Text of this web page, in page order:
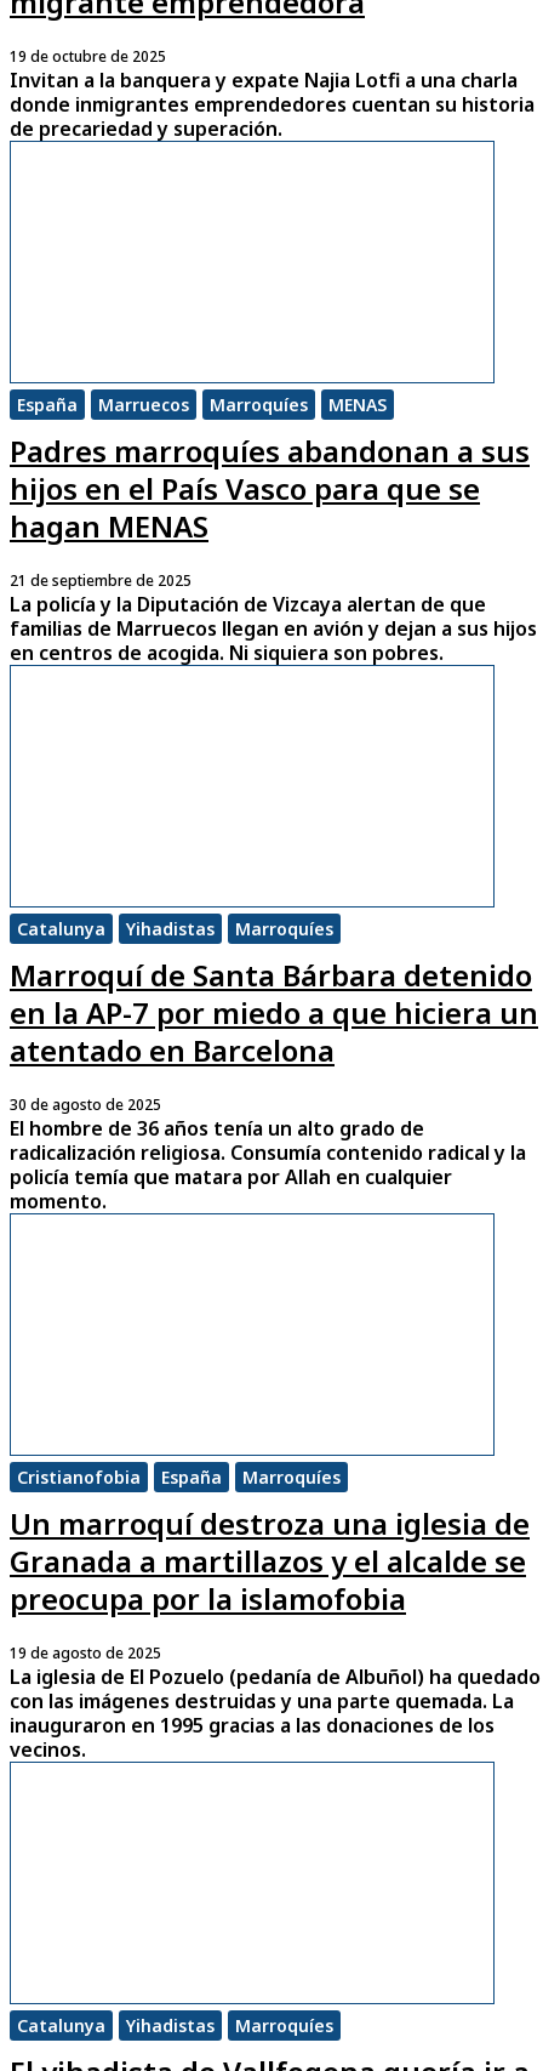
19 de octubre de 2025
Invitan a la banquera y expate Najia Lotfi a una charla
donde inmigrantes emprendedores cuentan su historia
de precariedad y superación.
España Marruecos Marroquíes MENAS
Padres marroquíes abandonan a sus
hijos en el País Vasco para que se
hagan MENAS
21 de septiembre de 2025
La policía y la Diputación de Vizcaya alertan de que
familias de Marruecos llegan en avión y dejan a sus hijos
en centros de acogida. Ni siquiera son pobres.
Catalunya Yihadistas Marroquíes
Marroquí de Santa Bárbara detenido
en la AP-7 por miedo a que hiciera un
atentado en Barcelona
30 de agosto de 2025
El hombre de 36 años tenía un alto grado de
radicalización religiosa. Consumía contenido radical y la
policía temía que matara por Allah en cualquier
momento.
Cristianofobia España Marroquíes
Un marroquí destroza una iglesia de
Granada a martillazos y el alcalde se
preocupa por la islamofobia
19 de agosto de 2025
La iglesia de El Pozuelo (pedanía de Albuñol) ha quedado
con las imágenes destruidas y una parte quemada. La
inauguraron en 1995 gracias a las donaciones de los
vecinos.
Catalunya Yihadistas Marroquíes